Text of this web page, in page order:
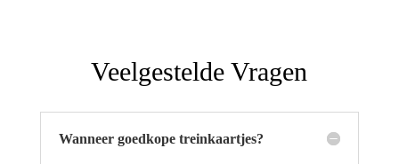
Veelgestelde Vragen
Wanneer goedkope treinkaartjes?